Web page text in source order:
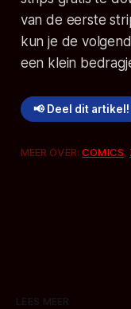
van de eerste
kun je de
een klein
📢 Deel dit artikel!
MEER OVER:COMICS,
LEES MEER